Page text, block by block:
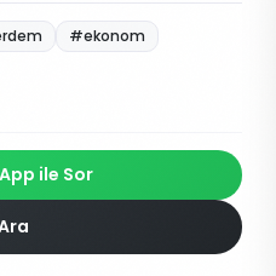
#ekonom
ile Sor